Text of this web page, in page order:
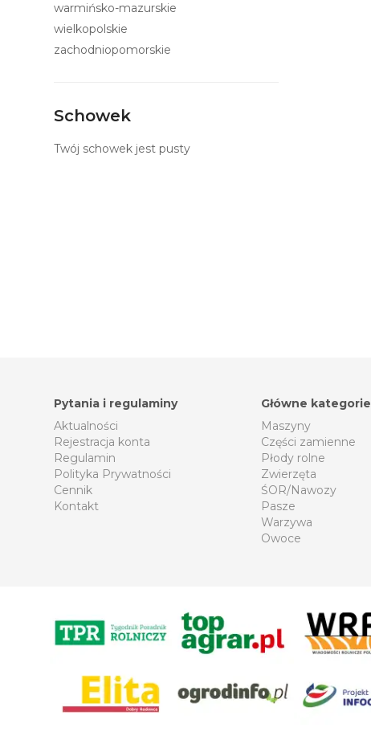
warmińsko-mazurskie
wielkopolskie
zachodniopomorskie
Schowek
Twój schowek jest pusty
Pytania i regulaminy
Aktualności
Rejestracja konta
Regulamin
Polityka Prywatności
Cennik
Kontakt
Główne kategorie
Maszyny
Części zamienne
Płody rolne
Zwierzęta
ŚOR/Nawozy
Pasze
Warzywa
Owoce